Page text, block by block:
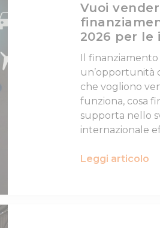
Vuoi
2026 per le
Il finanziamento
un’opportunità
che vogliono
funziona, cosa
supporta nello
internazionale
Leggi articolo